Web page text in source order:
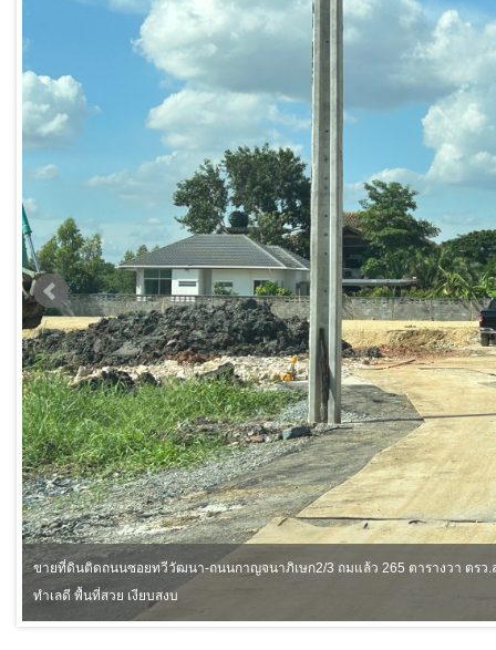
ขายที่ดินติดถนนซอยทวีวัฒนา-ถนนกาญจนาภิเษก2/3 ถมแล้ว 265 ตารางวา ตรว.
ทำเลดี พื้นที่สวย เงียบสงบ